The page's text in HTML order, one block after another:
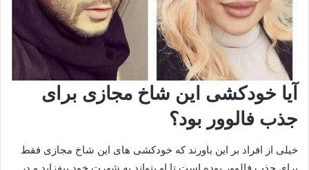
آیا خودکشی این شاخ مجازی برای
جذب فالوور بود؟
خیلی از افراد بر این باورند که خودکشی های این شاخ مجازی فقط
برای جذب فالوور بوده است تا او بتواند به شهرت خود بیفزاید و در